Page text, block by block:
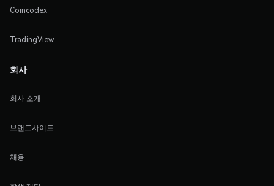
Coincodex
TradingView
회사
회사 소개
브랜드사이트
채용